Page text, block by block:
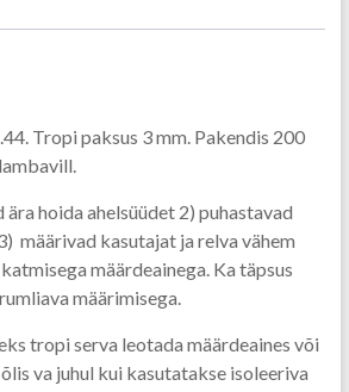
Tropi paksus 3 mm. Pakendis 200
hoida ahelsüüdet 2) puhastavad
määrivad kasutajat ja relva vähem
määrdeainega. Ka täpsus
määrimisega.
tropi serva leotada määrdeaines või
va juhul kui kasutatakse isoleeriva